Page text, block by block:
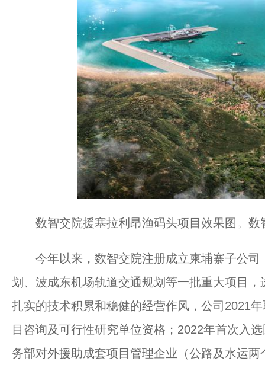
数智交院援塞拉利昂渔码头项目效果图。数
今年以来，数智交院注册成立柬埔寨子公司
划、波成东机场轨道交通规划等一批重大项目
扎实的技术积累和稳健的经营作风，公司2021
目咨询及可行性研究单位资格；2022年首次入
务部对外援助成套项目管理企业（公路及水运